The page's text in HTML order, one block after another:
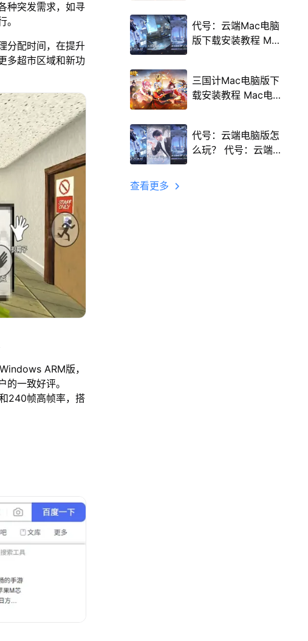
种突发需求，如寻
分配时间，在提升
多超市区域和新功
ARM版，
一致好评。
240帧高帧率，搭
程
代号：云端Mac电脑
版下载安装教程 Mac
三国计Mac电脑版下
载安装教程 Mac电脑
代号：云端电脑版怎
么玩？ 代号：云端性
查看更多